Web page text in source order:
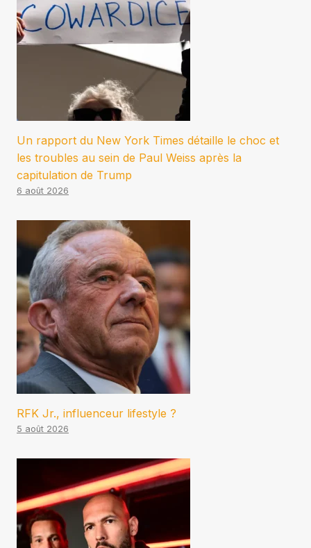
Un rapport du New York Times détaille le choc et
les troubles au sein de Paul Weiss après la
capitulation de Trump
6 août 2026
RFK Jr., influenceur lifestyle ?
5 août 2026